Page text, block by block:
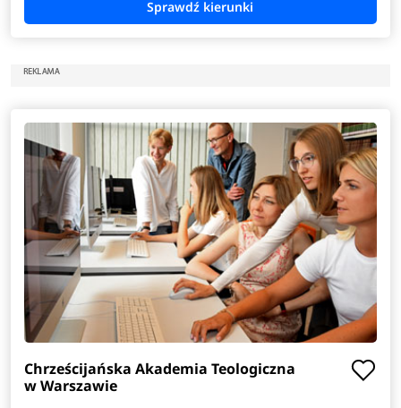
Chrześcijańska Akademia Teologiczna
w Warszawie